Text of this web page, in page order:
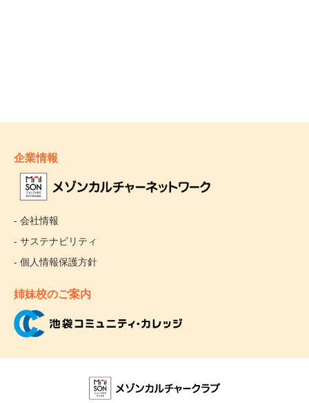
企業情報
- 会社情報
- サステナビリティ
- 個人情報保護方針
姉妹校のご案内